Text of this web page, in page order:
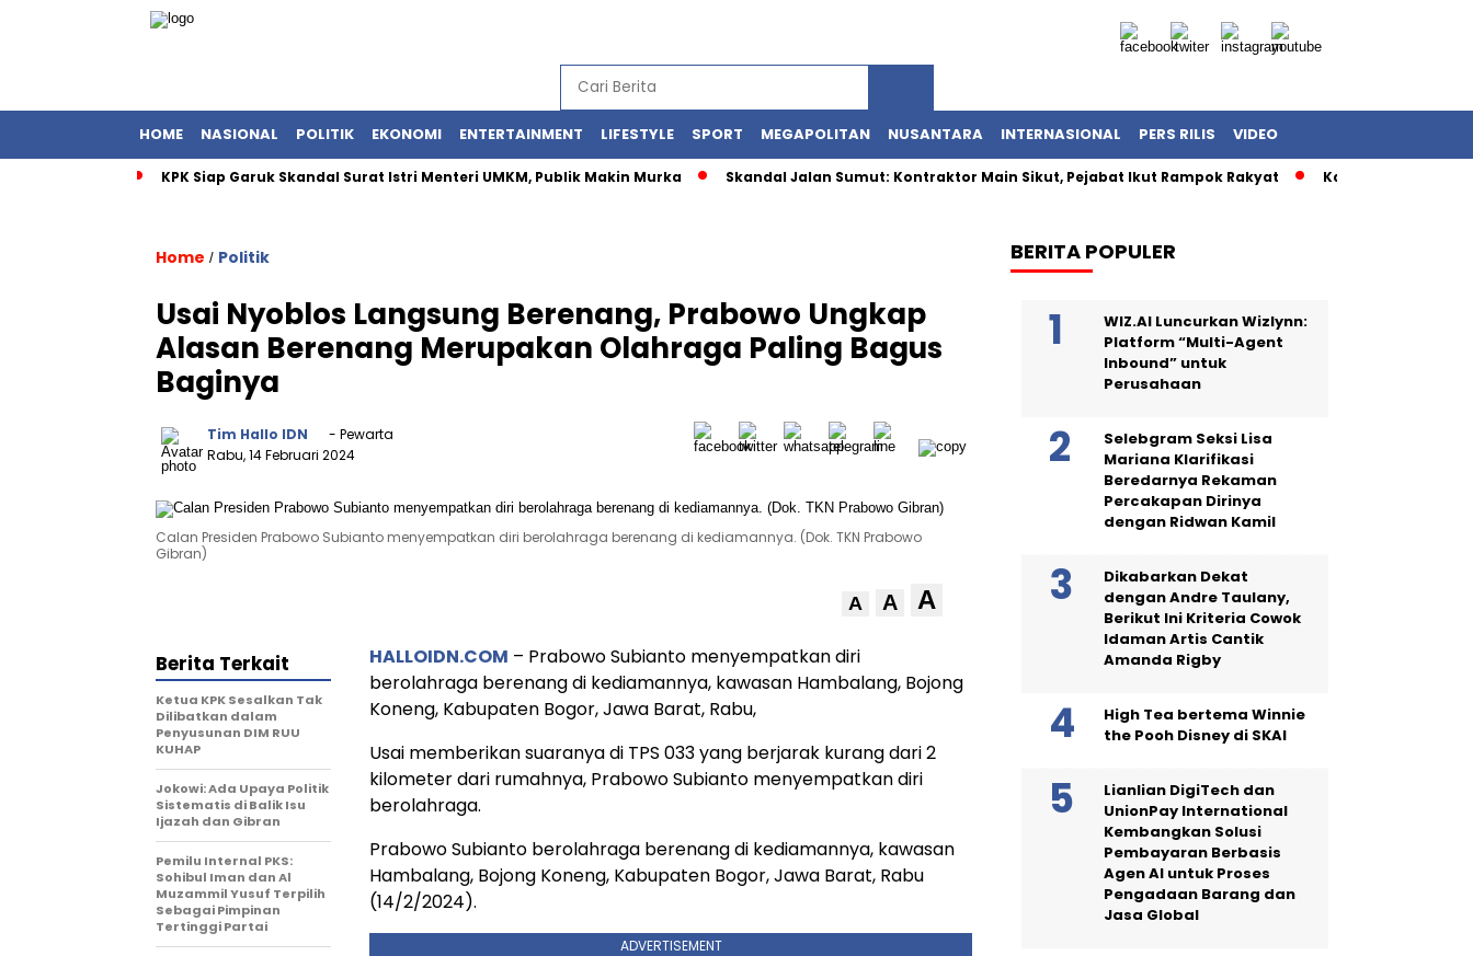
HOME NASIONAL POLITIK EKONOMI ENTERTAINMENT LIFESTYLE SPORT MEGAPOLITAN NUSANTARA INTERNASIONAL PERS RILIS VIDEO
KPK Siap Garuk Skandal Surat Istri Menteri UMKM, Publik Makin Murka Skandal Jalan Sumut: Kontraktor Main Sikut, Pejabat Ikut Rampok Rakyat Kasus Korupsi
Home / Politik
Usai Nyoblos Langsung Berenang, Prabowo Ungkap
Alasan Berenang Merupakan Olahraga Paling Bagus
Baginya
Tim Hallo IDN
- Pewarta
Rabu, 14 Februari 2024
Calan Presiden Prabowo Subianto menyempatkan diri berolahraga berenang di kediamannya. (Dok. TKN Prabowo
Gibran)
A A A
HALLOIDN.COM – Prabowo Subianto menyempatkan diri
berolahraga berenang di kediamannya, kawasan Hambalang, Bojong
Koneng, Kabupaten Bogor, Jawa Barat, Rabu,
Usai memberikan suaranya di TPS 033 yang berjarak kurang dari 2
kilometer dari rumahnya, Prabowo Subianto menyempatkan diri
berolahraga.
Prabowo Subianto berolahraga berenang di kediamannya, kawasan
Hambalang, Bojong Koneng, Kabupaten Bogor, Jawa Barat, Rabu
(14/2/2024).
ADVERTISEMENT
Berita Terkait
Ketua KPK Sesalkan Tak
Dilibatkan dalam
Penyusunan DIM RUU
KUHAP
Jokowi: Ada Upaya Politik
Sistematis di Balik Isu
Ijazah dan Gibran
Pemilu Internal PKS:
Sohibul Iman dan Al
Muzammil Yusuf Terpilih
Sebagai Pimpinan
Tertinggi Partai
BERITA POPULER
WIZ.AI Luncurkan Wizlynn:
Platform “Multi-Agent
Inbound” untuk
Perusahaan
Selebgram Seksi Lisa
Mariana Klarifikasi
Beredarnya Rekaman
Percakapan Dirinya
dengan Ridwan Kamil
Dikabarkan Dekat
dengan Andre Taulany,
Berikut Ini Kriteria Cowok
Idaman Artis Cantik
Amanda Rigby
High Tea bertema Winnie
the Pooh Disney di SKAI
Lianlian DigiTech dan
UnionPay International
Kembangkan Solusi
Pembayaran Berbasis
Agen AI untuk Proses
Pengadaan Barang dan
Jasa Global